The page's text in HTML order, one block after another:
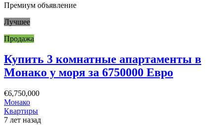
Премиум объявление
Лучшее
Продажа
Купить 3 комнатные апартаменты в
Монако у моря за 6750000 Евро
€6,750,000
Монако
Квартиры
7 лет назад